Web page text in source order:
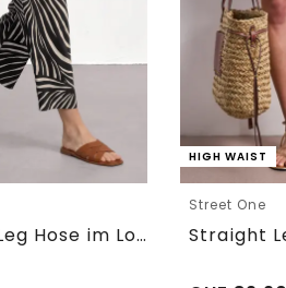
7/8 Wide Leg Hose im Loose Fit
HIGH WAIST
Street One